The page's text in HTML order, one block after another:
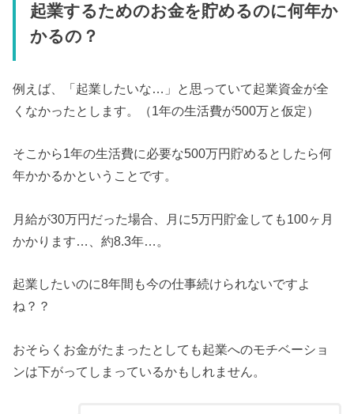
起業するためのお金を貯めるのに何年か
かるの？
例えば、「起業したいな…」と思っていて起業資金が全
くなかったとします。（1年の生活費が500万と仮定）
そこから1年の生活費に必要な500万円貯めるとしたら何
年かかるかということです。
月給が30万円だった場合、月に5万円貯金しても100ヶ月
かかります…、約8.3年…。
起業したいのに8年間も今の仕事続けられないですよ
ね？？
おそらくお金がたまったとしても起業へのモチベーショ
ンは下がってしまっているかもしれません。